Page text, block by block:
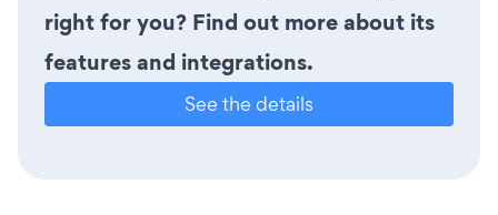
right for you? Find out more about its
features and integrations.
See the details